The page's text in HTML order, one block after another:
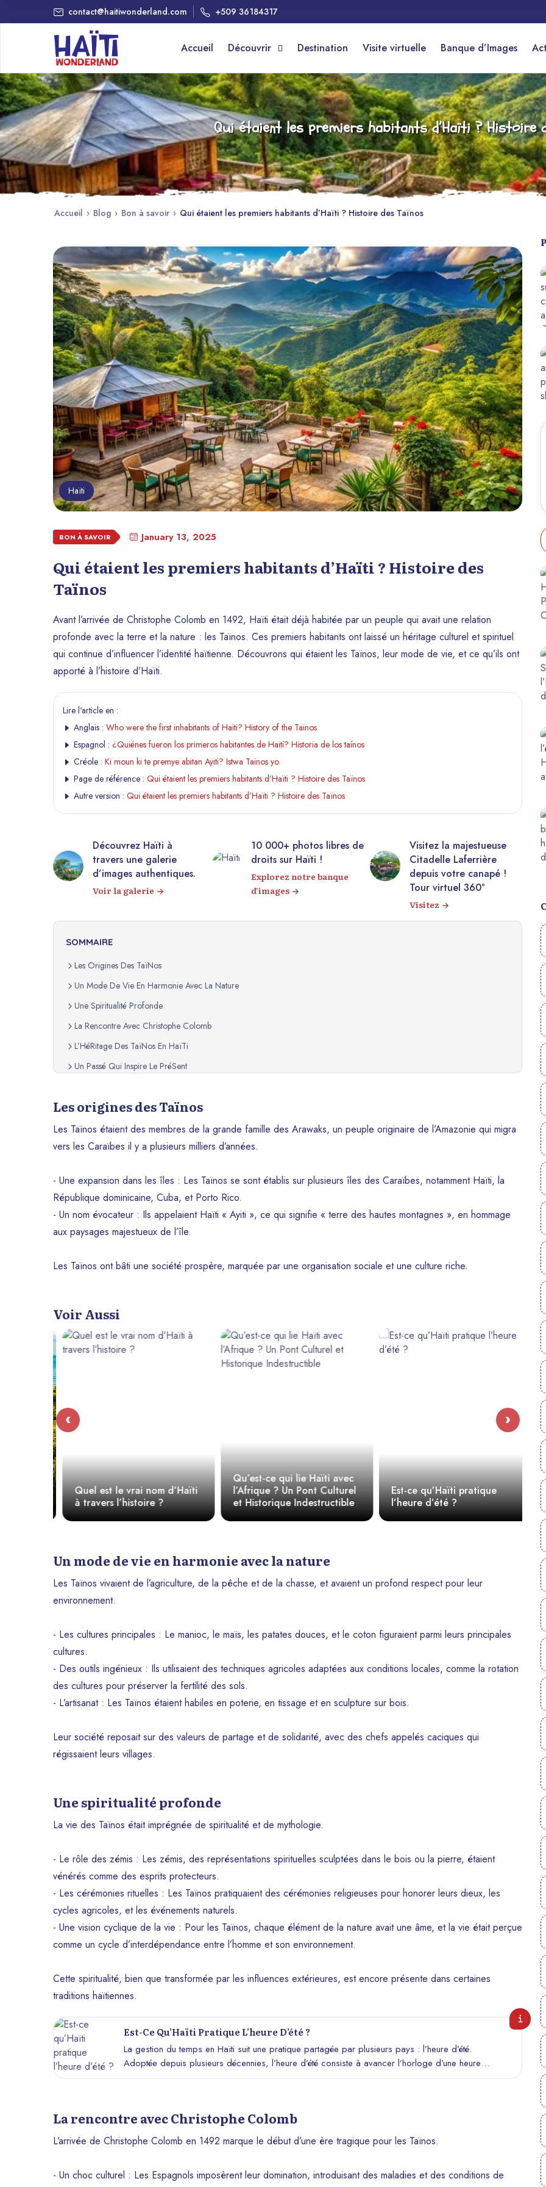
contact@haitiwonderland.com +509 36184317
Accueil Découvrir Destination Visite virtuelle Banque d’Images
Qui étaient les premiers habitants d’Haïti ? Histoire
Accueil › Blog › Bon à savoir › Qui étaient les premiers habitants d’Haïti ? Histoire des Taïnos
Haïti
BON À SAVOIR January 13, 2025
Qui étaient les premiers habitants d’Haïti ? Histoire des
Taïnos
Avant l’arrivée de Christophe Colomb en 1492, Haïti était déjà habitée par un peuple qui avait une relation
profonde avec la terre et la nature : les Taïnos. Ces premiers habitants ont laissé un héritage culturel et spirituel
qui continue d’influencer l’identité haïtienne. Découvrons qui étaient les Taïnos, leur mode de vie, et ce qu’ils ont
apporté à l’histoire d’Haïti.
Lire l'article en :
Anglais : Who were the first inhabitants of Haiti? History of the Tainos
Espagnol : ¿Quiénes fueron los primeros habitantes de Haití? Historia de los taínos
Créole : Ki moun ki te premye abitan Ayiti? Istwa Tainos yo
Page de référence : Qui étaient les premiers habitants d’Haïti ? Histoire des Taïnos
Autre version : Qui étaient les premiers habitants d’Haïti ? Histoire des Taïnos
Découvrez Haïti à
travers une galerie
d’images authentiques.
10 000+ photos libres de
droits sur Haïti !
Explorez notre banque
Visitez la majestueuse
Citadelle Laferrière
depuis votre canapé !
Tour virtuel 360°
travers
SOMMAIRE
Les Origines Des TaïNos
Un Mode De Vie En Harmonie Avec La Nature
Une Spiritualité Profonde
La Rencontre Avec Christophe Colomb
L’HéRitage Des TaïNos En HaïTi
Un Passé Qui Inspire Le PréSent
Les origines des Taïnos
Les Taïnos étaient des membres de la grande famille des Arawaks, un peuple originaire de l’Amazonie qui migra
vers les Caraïbes il y a plusieurs milliers d’années.
- Une expansion dans les îles : Les Taïnos se sont établis sur plusieurs îles des Caraïbes, notamment Haïti, la
République dominicaine, Cuba, et Porto Rico.
- Un nom évocateur : Ils appelaient Haïti « Ayiti », ce qui signifie « terre des hautes montagnes », en hommage
aux paysages majestueux de l’île.
Les Taïnos ont bâti une société prospère, marquée par une organisation sociale et une culture riche.
Voir Aussi
Quel est le vrai nom d’Haïti
à travers l’histoire ?
Qu’est-ce qui lie Haïti avec
l’Afrique ? Un Pont Culturel
et Historique Indestructible
Est-ce qu’Haïti pratique
l’heure d’été ?
‹ ›
Un mode de vie en harmonie avec la nature
Les Taïnos vivaient de l’agriculture, de la pêche et de la chasse, et avaient un profond respect pour leur
environnement.
- Les cultures principales : Le manioc, le maïs, les patates douces, et le coton figuraient parmi leurs principales
cultures.
- Des outils ingénieux : Ils utilisaient des techniques agricoles adaptées aux conditions locales, comme la rotation
des cultures pour préserver la fertilité des sols.
- L’artisanat : Les Taïnos étaient habiles en poterie, en tissage et en sculpture sur bois.
Leur société reposait sur des valeurs de partage et de solidarité, avec des chefs appelés caciques qui
régissaient leurs villages.
Une spiritualité profonde
La vie des Taïnos était imprégnée de spiritualité et de mythologie.
- Le rôle des zémis : Les zémis, des représentations spirituelles sculptées dans le bois ou la pierre, étaient
vénérés comme des esprits protecteurs.
- Les cérémonies rituelles : Les Taïnos pratiquaient des cérémonies religieuses pour honorer leurs dieux, les
cycles agricoles, et les événements naturels.
- Une vision cyclique de la vie : Pour les Taïnos, chaque élément de la nature avait une âme, et la vie était perçue
comme un cycle d’interdépendance entre l’homme et son environnement.
Cette spiritualité, bien que transformée par les influences extérieures, est encore présente dans certaines
traditions haïtiennes.
Est-Ce Qu’Haïti Pratique L’heure D’été ?
La gestion du temps en Haïti suit une pratique partagée par plusieurs pays : l’heure d’été.
Adoptée depuis plusieurs décennies, l’heure d’été consiste à avancer l’horloge d’une heure
durant une partie de l’année afin de maximiser l’utilisation de la lumière du jour. Cet article explore
La rencontre avec Christophe Colomb
L’arrivée de Christophe Colomb en 1492 marque le début d’une ère tragique pour les Taïnos.
- Un choc culturel : Les Espagnols imposèrent leur domination, introduisant des maladies et des conditions de